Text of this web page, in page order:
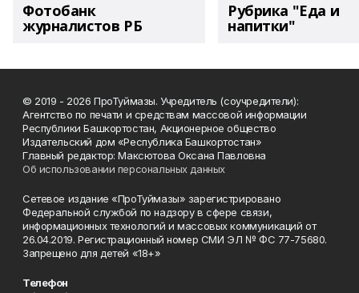
Фотобанк
журналистов РБ
Рубрика "Еда и
напитки"
© 2019 - 2026 ПроТуймазы. Учредитель (соучредители):
Агентство по печати и средствам массовой информации
Республики Башкортостан, Акционерное общество
Издательский дом «Республика Башкортостан»
Главный редактор: Максютова Оксана Павловна
Об использовании персональных данных
Сетевое издание «ПроТуймазы» зарегистрировано
Федеральной службой по надзору в сфере связи,
информационных технологий и массовых коммуникаций от
26.04.2019. Регистрационный номер СМИ ЭЛ № ФС 77-75680.
Запрещено для детей «18+»
Телефон